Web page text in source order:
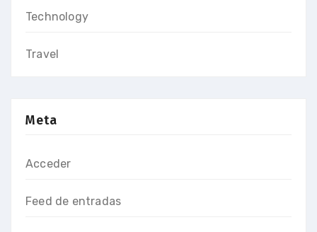
Technology
Travel
Meta
Acceder
Feed de entradas